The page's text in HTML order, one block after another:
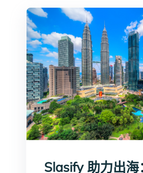
Slasify 助力出